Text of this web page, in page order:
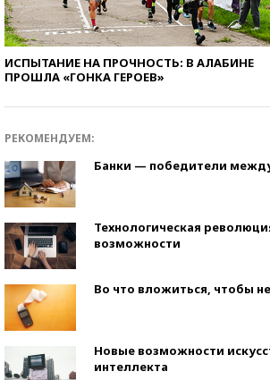
ИСПЫТАНИЕ НА ПРОЧНОСТЬ: В АЛАБИНЕ
ПРОШЛА «ГОНКА ГЕРОЕВ»
РЕКОМЕНДУЕМ:
Банки — победители
Технологическая
возможности
Во что вложиться, чтобы
Новые возможности
интеллекта